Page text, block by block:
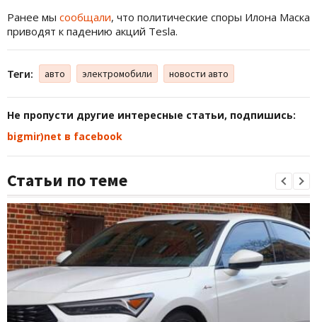
Ранее мы сообщали, что политические споры Илона Маска
приводят к падению акций Tesla.
Теги: авто электромобили новости авто
Не пропусти другие интересные статьи, подпишись:
bigmir)net в facebook
Статьи по теме